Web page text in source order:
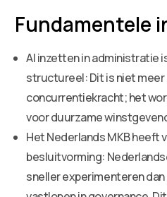
Fundamentele
AI inzetten in administratie
structureel: Dit is niet
concurrentiekracht; het
voor duurzame
Het Nederlands MKB heeft
besluitvorming:
sneller experimenteren